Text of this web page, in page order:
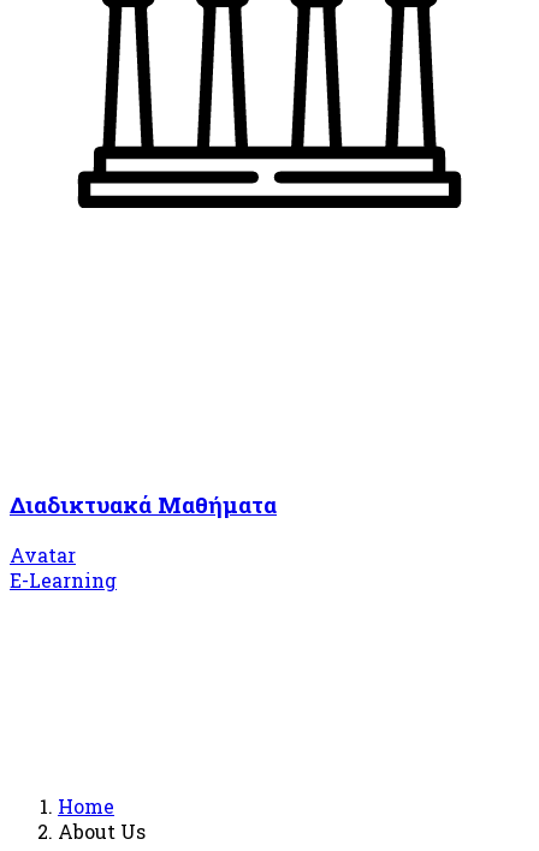
Διαδικτυακά Μαθήματα
Avatar
E-Learning
Home
About Us